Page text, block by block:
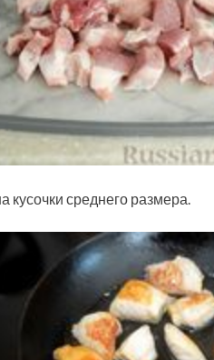
кусочки среднего размера.